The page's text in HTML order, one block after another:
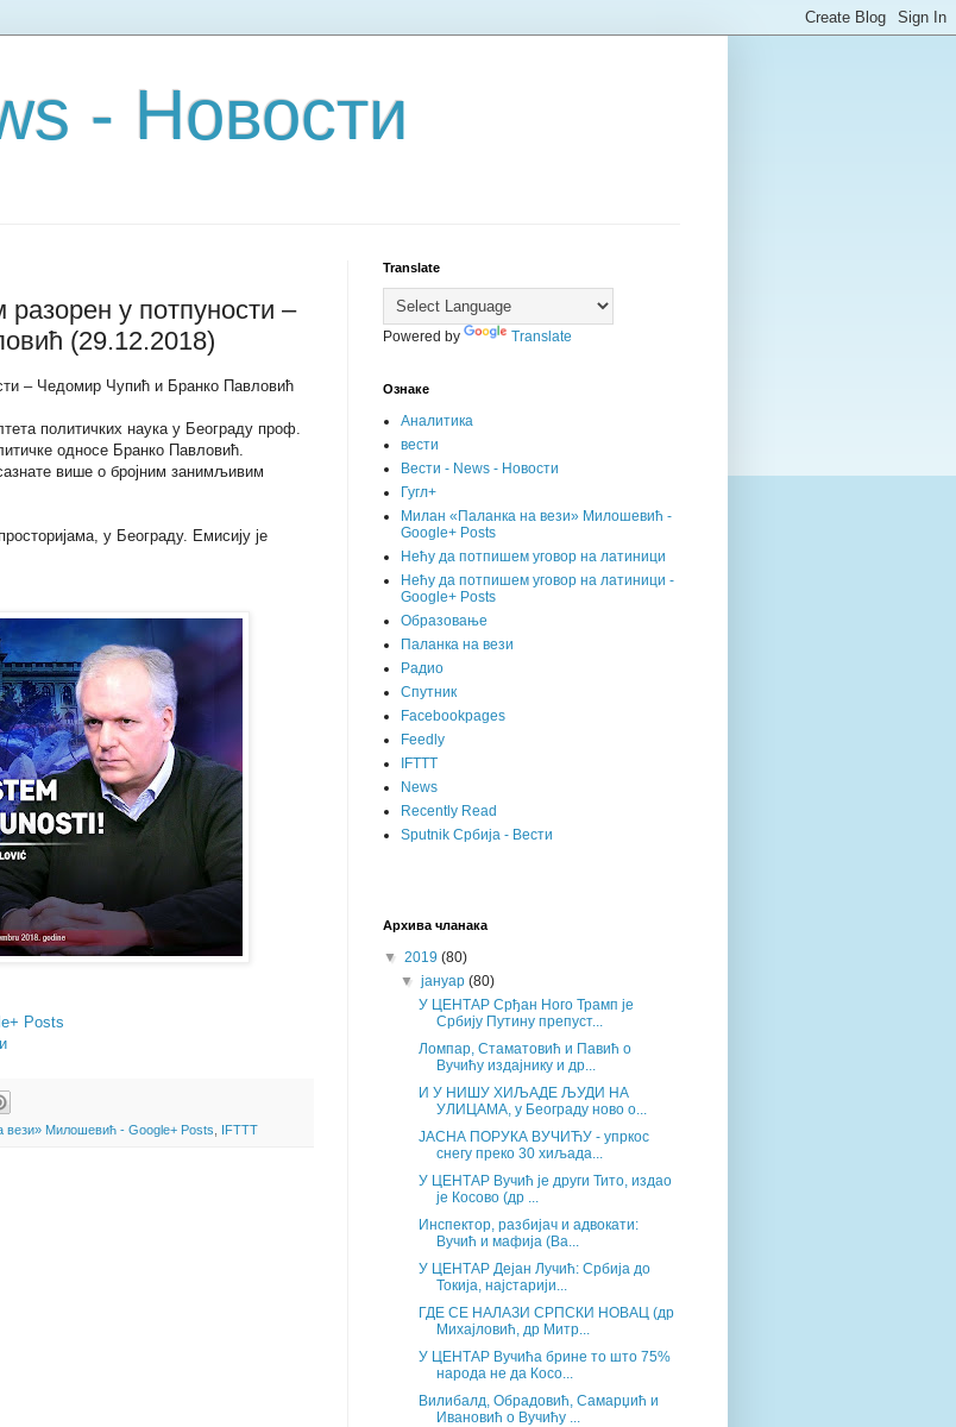
- Новости
у потпуности –
(29.12.2018)
– Чедомир Чупић и Бранко Павловић
политичких наука у Београду проф.
односе Бранко Павловић.
више о бројним занимљивим
у Београду. Емисију је
Posts
вези» Милошевић - Google+ Posts IFTTT
Translate
Powered by Translate
Ознаке
Аналитика
вести
Вести - News - Новости
Гугл+
Милан «Паланка на вези» Милошевић -
Google+ Posts
Нећу да потпишем уговор на латиници
Нећу да потпишем уговор на латиници -
Google+ Posts
Образовање
Паланка на вези
Радио
Спутник
Facebookpages
Feedly
IFTTT
News
Recently Read
Sputnik Србија - Вести
Архива чланака
▼ 2019 (80)
▼јануар(80)
У ЦЕНТАР Срђан Ного Трамп је
Србију Путину препуст...
Ломпар, Стаматовић и Павић о
Вучићу издајнику и др...
И У НИШУ ХИЉАДЕ ЉУДИ НА
УЛИЦАМА, у Београду ново о...
ЈАСНА ПОРУКА ВУЧИЋУ - упркос
снегу преко 30 хиљада...
У ЦЕНТАР Вучић је други Тито, издао
је Косово (др ...
Инспектор, разбијач и адвокати:
Вучић и мафија (Ва...
У ЦЕНТАР Дејан Лучић: Србија до
Токија, најстарији...
ГДЕ СЕ НАЛАЗИ СРПСКИ НОВАЦ (др
Михајловић, др Митр...
У ЦЕНТАР Вучића брине то што 75%
народа не да Косо...
Вилибалд, Обрадовић, Самарџић и
Ивановић о Вучићу ...